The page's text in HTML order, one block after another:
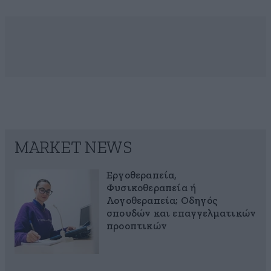
MARKET NEWS
Εργοθεραπεία,
Φυσικοθεραπεία ή
Λογοθεραπεία; Οδηγός
σπουδών και επαγγελματικών
προοπτικών